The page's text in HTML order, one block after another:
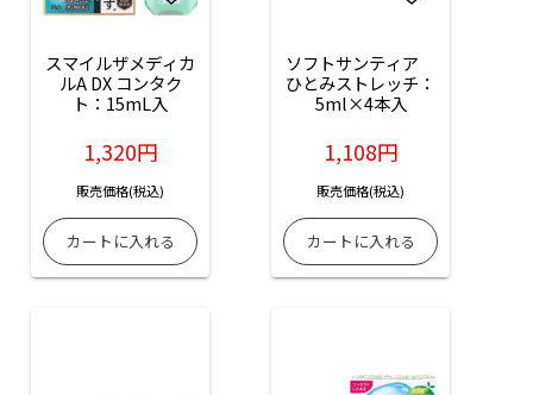
スマイルザメディカ
ルA DX コンタク
ト：15mL入
1,320円
販売価格(税込)
ソフトサンティア
ひとみストレッチ：
5ml×4本入
1,108円
販売価格(税込)